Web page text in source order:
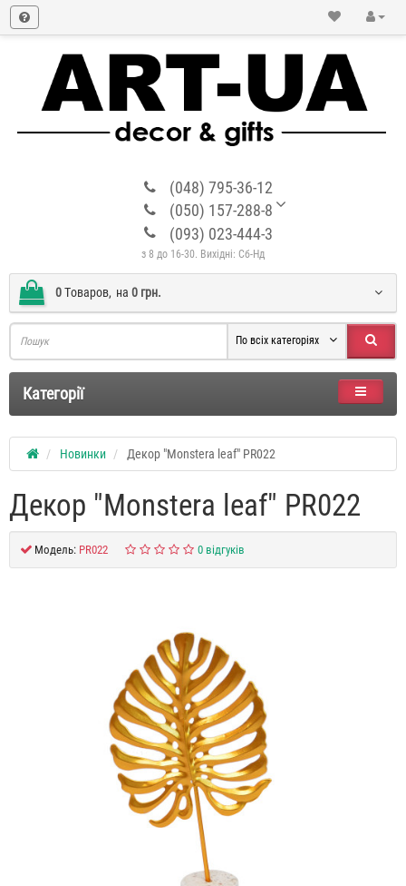
(048) 795-36-12
(050) 157-288-8
(093) 023-444-3
з 8 до 16-30. Вихідні: Сб-Нд
0Tоваров, на 0 грн.
По всіх категоріях
Категорії
Новинки Декор "Monstera leaf" PR022
Декор "Monstera leaf" PR022
Модель: PR022 0 відгуків